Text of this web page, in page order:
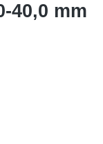
40,0 mm